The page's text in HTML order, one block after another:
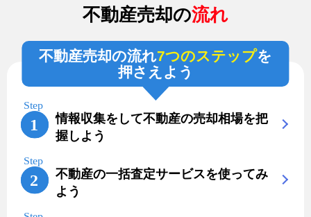
不動産売却の流れ
不動産売却の流れ7つのステップを
押さえよう
情報収集をして不動産の売却相場を把
握しよう
不動産の一括査定サービスを使ってみ
よう